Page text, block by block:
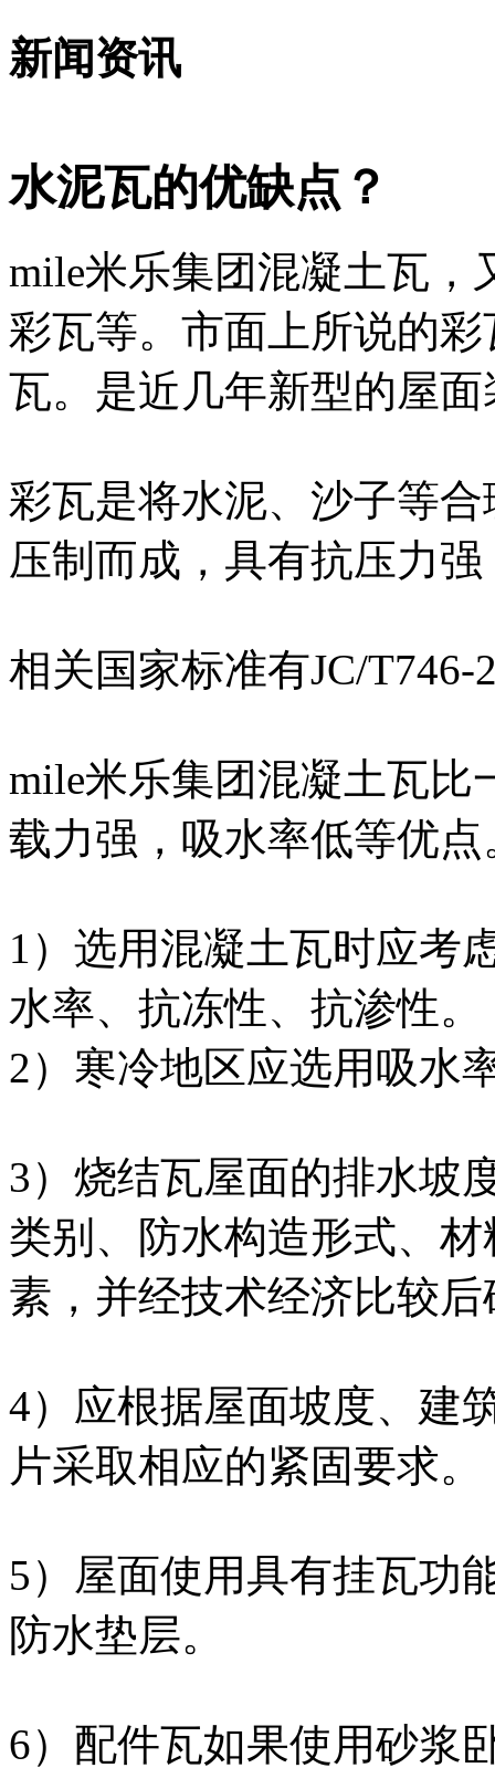
新闻资讯
水泥瓦的优缺点？
mile米乐集团混凝土瓦，
彩瓦等。市面上所说的
瓦。是近几年新型的屋
彩瓦是将水泥、沙子等
压制而成，具有抗压力
相关国家标准有JC/T746-
mile米乐集团混凝土瓦比
载力强，吸水率低等优点
1）选用混凝土瓦时应考
水率、抗冻性、抗渗性。
2）寒冷地区应选用吸水
3）烧结瓦屋面的排水坡
类别、防水构造形式、
素，并经技术经济比较
4）应根据屋面坡度、建
片采取相应的紧固要求。
5）屋面使用具有挂瓦功
防水垫层。
6）配件瓦如果使用砂浆